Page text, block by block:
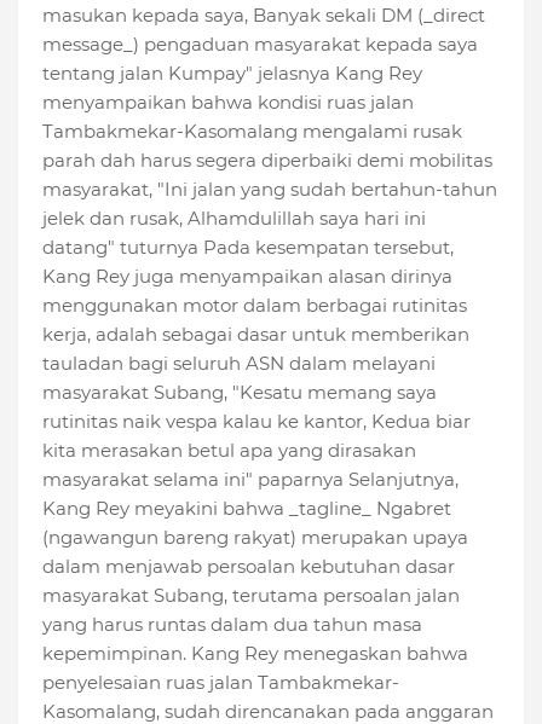
masukan kepada saya, Banyak sekali DM (_direct
message_) pengaduan masyarakat kepada saya
tentang jalan Kumpay" jelasnya Kang Rey
menyampaikan bahwa kondisi ruas jalan
Tambakmekar-Kasomalang mengalami rusak
parah dah harus segera diperbaiki demi mobilitas
masyarakat, "Ini jalan yang sudah bertahun-tahun
jelek dan rusak, Alhamdulillah saya hari ini
datang" tuturnya Pada kesempatan tersebut,
Kang Rey juga menyampaikan alasan dirinya
menggunakan motor dalam berbagai rutinitas
kerja, adalah sebagai dasar untuk memberikan
tauladan bagi seluruh ASN dalam melayani
masyarakat Subang, "Kesatu memang saya
rutinitas naik vespa kalau ke kantor, Kedua biar
kita merasakan betul apa yang dirasakan
masyarakat selama ini" paparnya Selanjutnya,
Kang Rey meyakini bahwa _tagline_ Ngabret
(ngawangun bareng rakyat) merupakan upaya
dalam menjawab persoalan kebutuhan dasar
masyarakat Subang, terutama persoalan jalan
yang harus runtas dalam dua tahun masa
kepemimpinan. Kang Rey menegaskan bahwa
penyelesaian ruas jalan Tambakmekar-
Kasomalang, sudah direncanakan pada anggaran